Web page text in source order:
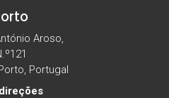
Aroso,
Portugal